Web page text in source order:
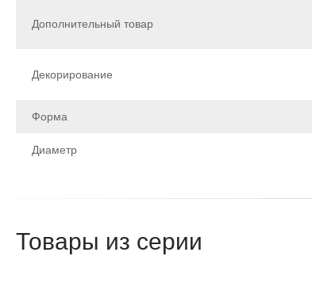
Дополнительный товар
Декорирование
Форма
Диаметр
Товары из серии